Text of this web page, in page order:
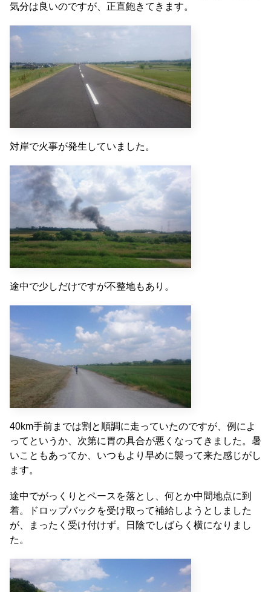
気分は良いのですが、正直飽きてきます。
対岸で火事が発生していました。
途中で少しだけですが不整地もあり。
40km手前までは割と順調に走っていたのですが、例によ
ってというか、次第に胃の具合が悪くなってきました。暑
いこともあってか、いつもより早めに襲って来た感じがし
ます。
途中でがっくりとペースを落とし、何とか中間地点に到
着。ドロップバックを受け取って補給しようとしました
が、まったく受け付けず。日陰でしばらく横になりまし
た。